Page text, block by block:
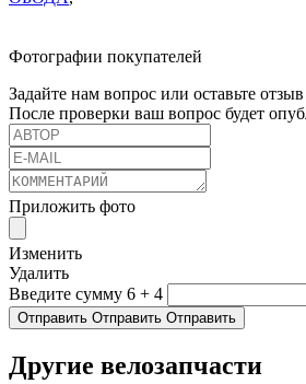
Фотографии покупателей
Задайте нам вопрос или оставьте
После проверки ваш вопрос будет
Приложить фото
Изменить
Удалить
Введите сумму 6 + 4
Отправить Отправить Отправить
Другие велозапчасти